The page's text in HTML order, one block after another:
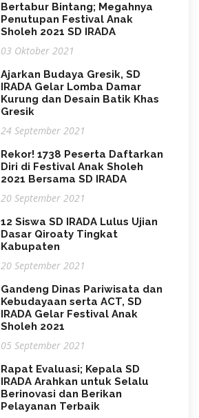
Bertabur Bintang; Megahnya
Penutupan Festival Anak
Sholeh 2021 SD IRADA
03 Oktober 2021
Ajarkan Budaya Gresik, SD
IRADA Gelar Lomba Damar
Kurung dan Desain Batik Khas
Gresik
24 September 2021
Rekor! 1738 Peserta Daftarkan
Diri di Festival Anak Sholeh
2021 Bersama SD IRADA
20 September 2021
12 Siswa SD IRADA Lulus Ujian
Dasar Qiroaty Tingkat
Kabupaten
20 September 2021
Gandeng Dinas Pariwisata dan
Kebudayaan serta ACT, SD
IRADA Gelar Festival Anak
Sholeh 2021
05 September 2021
Rapat Evaluasi; Kepala SD
IRADA Arahkan untuk Selalu
Berinovasi dan Berikan
Pelayanan Terbaik